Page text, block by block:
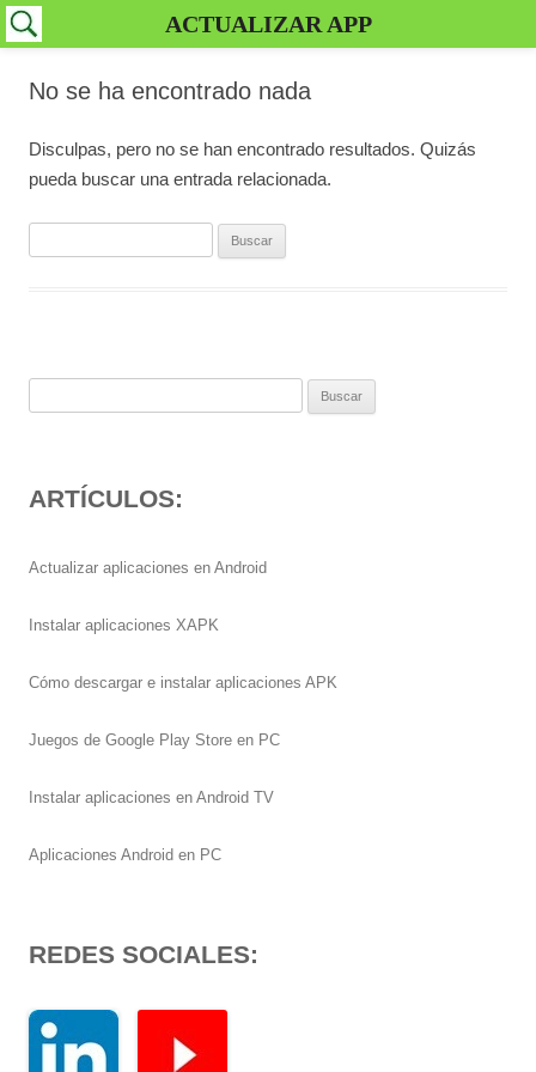
No se ha encontrado nada
Disculpas, pero no se han encontrado resultados. Quizás
pueda buscar una entrada relacionada.
ARTÍCULOS:
Actualizar aplicaciones en Android
Instalar aplicaciones XAPK
Cómo descargar e instalar aplicaciones APK
Juegos de Google Play Store en PC
Instalar aplicaciones en Android TV
Aplicaciones Android en PC
REDES SOCIALES:
ACTUALIZAR APP